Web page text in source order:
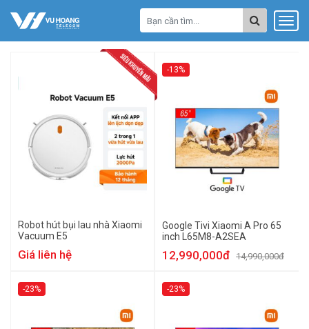
Robot hút bụi lau nhà Xiaomi
Vacuum E5
Giá liên hệ
-13%
Google Tivi Xiaomi A Pro 65
inch L65M8-A2SEA
12,990,000đ 14,990,000đ
-23% -23%